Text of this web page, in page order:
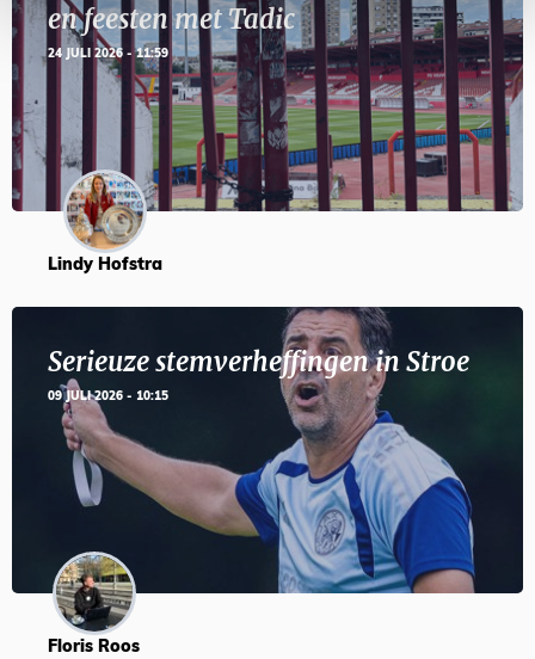
en feesten met Tadic
24 JULI 2026 - 11:59
Lindy Hofstra
Serieuze stemverheffingen in Stroe
09 JULI 2026 - 10:15
Floris Roos